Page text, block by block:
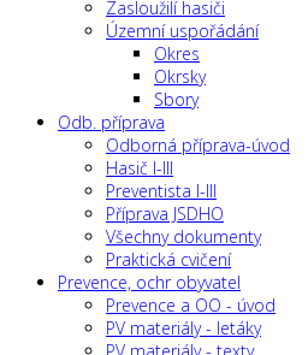
Zasloužilí hasiči
Územní uspořádání
Okres
Okrsky
Sbory
Odb. příprava
Odborná příprava-úvod
Hasič I-III
Preventista I-III
Příprava JSDHO
Všechny dokumenty
Praktická cvičení
Prevence, ochr obyvatel
Prevence a OO - úvod
PV materiály - letáky